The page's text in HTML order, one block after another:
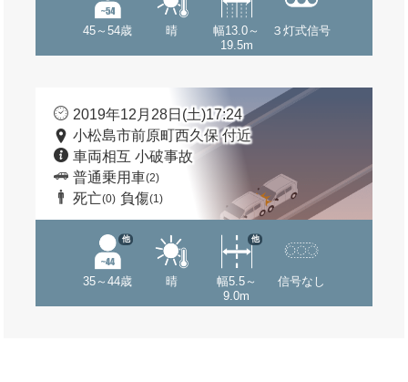
45～54歳 晴
幅13.0～
19.5m
３灯式信号
2019年12月28日(土)17:24
小松島市前原町西久保 付近
車両相互 小破事故
普通乗用車(2)
死亡(0) 負傷(1)
35～44歳
他
晴
幅5.5～
9.0m
他
信号なし